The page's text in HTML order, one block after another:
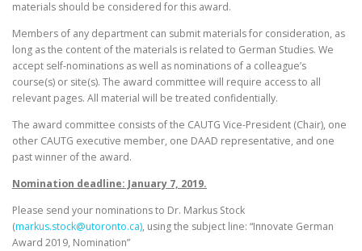
materials should be considered for this award.
Members of any department can submit materials for consideration, as
long as the content of the materials is related to German Studies. We
accept self-nominations as well as nominations of a colleague’s
course(s) or site(s). The award committee will require access to all
relevant pages. All material will be treated confidentially.
The award committee consists of the CAUTG Vice-President (Chair), one
other CAUTG executive member, one DAAD representative, and one
past winner of the award.
Nomination deadline: January 7, 2019.
Please send your nominations to Dr. Markus Stock
(markus.stock@utoronto.ca), using the subject line: “Innovate German
Award 2019, Nomination”